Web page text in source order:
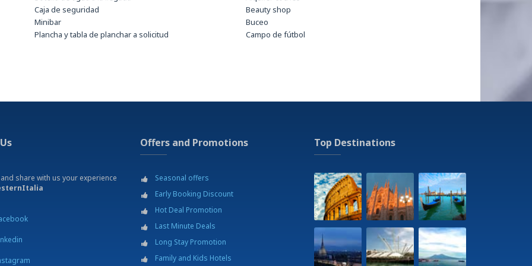
Caja de seguridad
Minibar
Plancha y tabla de planchar a solicitud
Beauty shop
Buceo
Campo de fútbol
Jardín
Masajes y tratamientos de belleza a pago,a petición
Parque de atracciones
Playa - acuerdo con el hotel
share with us your experience
Offers and Promotions
Seasonal offers
Early Booking Discount
Hot Deal Promotion
Last Minute Deals
Long Stay Promotion
Family and Kids Hotels
Top Destinations